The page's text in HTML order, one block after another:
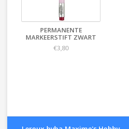
PERMANENTE
MARKEERSTIFT ZWART
€3,80